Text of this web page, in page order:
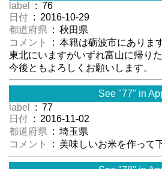
label
: 76
日付 : 2016-10-29
都道府県 : 秋田県
コメント
: 本籍は砺波市にありま
東北にいますがいずれ富山に帰り
今後ともよろしくお願いします。
See "77" in
label
: 77
日付 : 2016-11-02
都道府県 : 埼玉県
コメント
: 美味しいお米を作って